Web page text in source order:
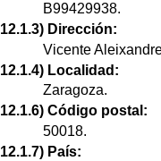
B99429938.
12.1.3) Dirección:
Vicente
12.1.4) Localidad:
Zaragoza.
12.1.6) Código postal:
50018.
12.1.7) País: